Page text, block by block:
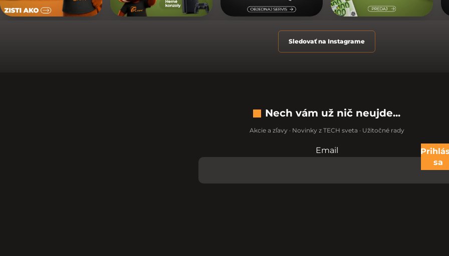
Sledovať na Instagrame
Nech vám už nič neujde...
Akcie a zľavy · Novinky z TECH sveta · Užitočné rady
Nevypĺňajte toto pole:
Email
sa